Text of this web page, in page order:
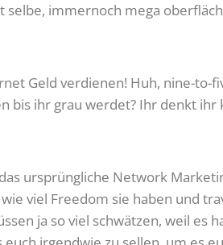
selbe, immernoch mega
Geld verdienen! Huh, nine-to-
bis ihr grau werdet? Ihr denkt
ursprüngliche Network
viel Freedom sie haben und
ja so viel schwätzen, weil es